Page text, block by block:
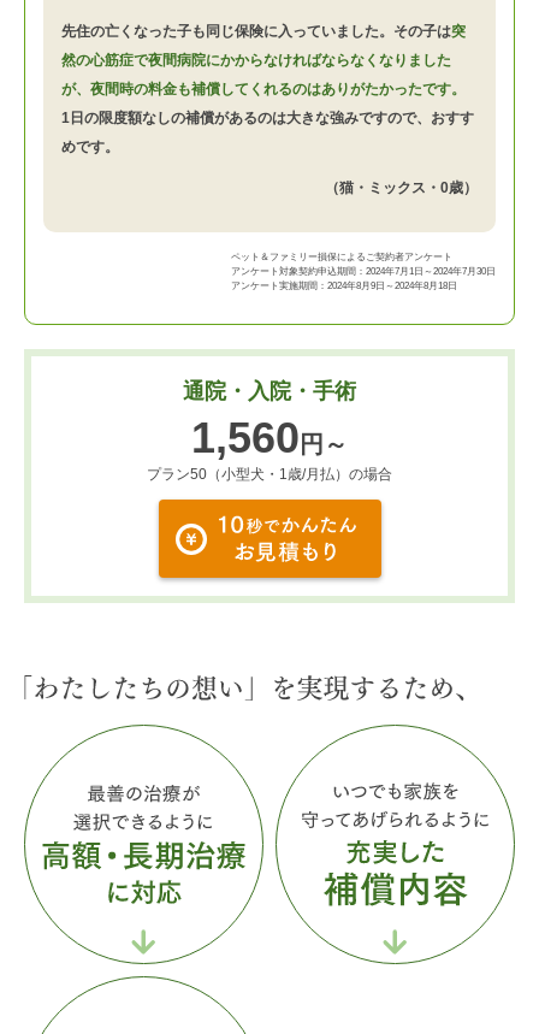
先住の亡くなった子も同じ保険に入っていました。その子は突
然の心筋症で夜間病院にかからなければならなくなりました
が、夜間時の料金も補償してくれるのはありがたかったです。
1日の限度額なしの補償があるのは大きな強みですので、おすす
めです。
（猫・ミックス・0歳）
ペット＆ファミリー損保によるご契約者アンケート
アンケート対象契約申込期間：2024年7月1日～2024年7月30日
アンケート実施期間：2024年8月9日～2024年8月18日
通院・入院・手術
1,560 円～
プラン50（小型犬・1歳/月払）の場合